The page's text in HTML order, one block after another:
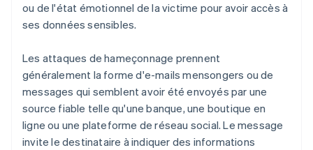
ou de l'état émotionnel de la victime pour avoir accès à
ses données sensibles.
Les attaques de hameçonnage prennent
généralement la forme d'e-mails mensongers ou de
messages qui semblent avoir été envoyés par une
source fiable telle qu'une banque, une boutique en
ligne ou une plateforme de réseau social. Le message
invite le destinataire à indiquer des informations